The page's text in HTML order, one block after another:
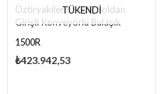
TÜKENDI
Öztiryakiler 1500R Soldan
Girişli Konveyörlü Bulaşık
1500R
₺423.942,53